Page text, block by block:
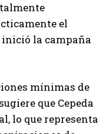
el
inició la campaña
mínimas de
que Cepeda
lo que representa